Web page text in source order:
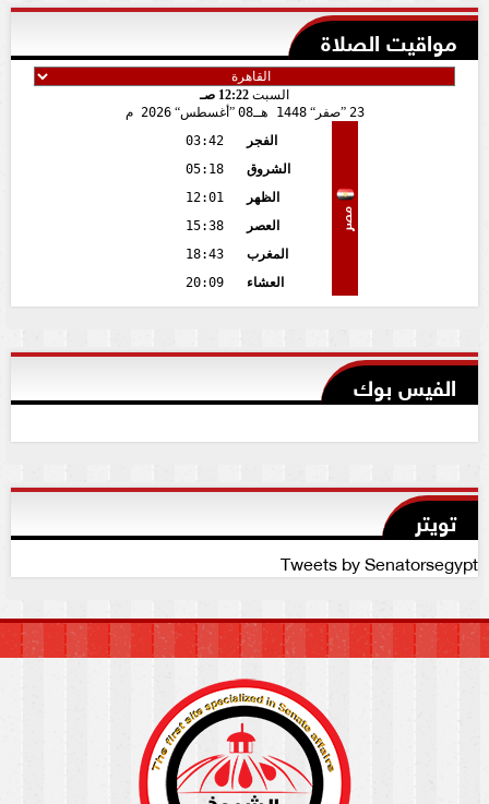
مواقيت الصلاة
السبت 12:22 صـ
23
صفر 1448 هـ 08 أغسطس 2026 م
مصر
الفجر
03:42
الشروق
05:18
الظهر
12:01
العصر
15:38
المغرب
18:43
العشاء
20:09
الفيس بوك
تويتر
Tweets by Senatorsegypt